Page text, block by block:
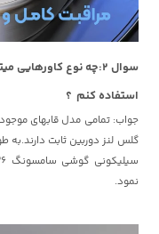
سوال ۲:چه نوع
استفاده کنم ؟
جواب: تمامی مدل قابهای
گلس لنز دوربین ثابت دارند.به
نمود.